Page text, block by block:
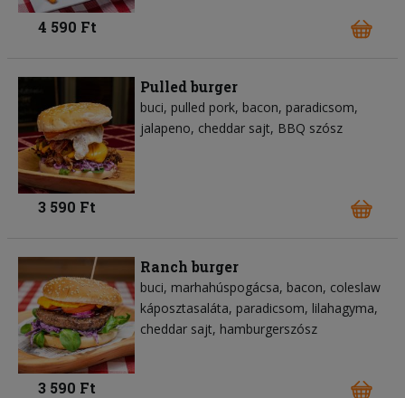
4 590 Ft
Pulled burger
buci pulled pork bacon paradicsom
jalapeno cheddar sajt BBQ szósz
3 590 Ft
Ranch burger
buci marhahúspogácsa bacon coleslaw
káposztasaláta paradicsom lilahagyma
cheddar sajt hamburgerszósz
3 590 Ft